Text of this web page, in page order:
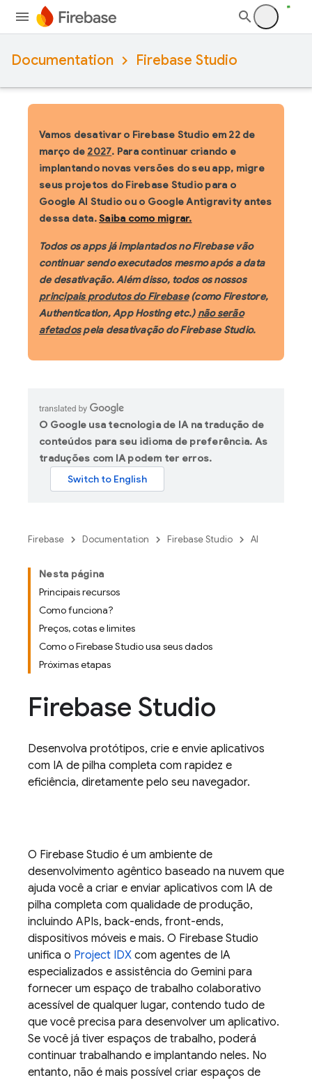
Documentation Firebase Studio
Vamos desativar o Firebase Studio em 22 de
março de 2027. Para continuar criando e
implantando novas versões do seu app, migre
seus projetos do Firebase Studio para o
Google AI Studio ou o Google Antigravity antes
dessa data.Saiba como migrar.
Todos os apps já implantados no Firebase vão
continuar sendo executados mesmo após a data
de desativação. Além disso, todos os nossos
principais produtos do Firebase(como Firestore,
Authentication, App Hosting etc.) não serão
afetadospela desativação do Firebase Studio.
O Google usa tecnologia de IA na tradução de
conteúdos para seu idioma de preferência. As
traduções com IA podem ter erros.
Firebase Documentation Firebase Studio AI
Nesta página
Principais recursos
Como funciona?
Preços, cotas e limites
Como o Firebase Studio usa seus dados
Próximas etapas
Firebase Studio
Desenvolva protótipos, crie e envie aplicativos
com IA de pilha completa com rapidez e
eficiência, diretamente pelo seu navegador.
O Firebase Studio é um ambiente de
desenvolvimento agêntico baseado na nuvem que
ajuda você a criar e enviar aplicativos com IA de
pilha completa com qualidade de produção,
incluindo APIs, back-ends, front-ends,
dispositivos móveis e mais. O Firebase Studio
unifica o Project IDX com agentes de IA
especializados e assistência do Gemini para
fornecer um espaço de trabalho colaborativo
acessível de qualquer lugar, contendo tudo de
que você precisa para desenvolver um aplicativo.
Se você já tiver espaços de trabalho, poderá
continuar trabalhando e implantando neles. No
entanto, não é mais possível criar espaços de